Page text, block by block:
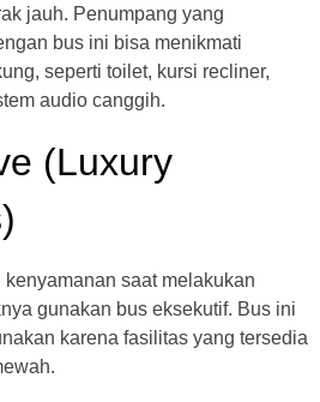
jauh. Penumpang yang
bus ini bisa menikmati
seperti toilet, kursi recliner,
audio canggih.
(Luxury
saat melakukan
gunakan bus eksekutif. Bus ini
karena fasilitas yang tersedia